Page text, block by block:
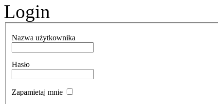
Login
Nazwa użytkownika
Hasło
Zapamietaj mnie